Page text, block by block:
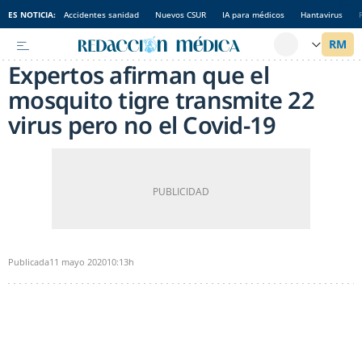
ES NOTICIA: Accidentes sanidad Nuevos CSUR IA para médicos Hantavirus
Expertos afirman que el
mosquito tigre transmite 22
virus pero no el Covid-19
Publicada11 mayo 202010:13h